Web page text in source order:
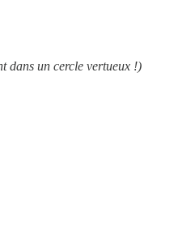
dans un cercle vertueux !)